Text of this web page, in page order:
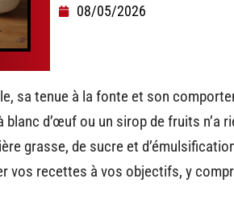
08/05/2026
sa tenue à la fonte et son
d’œuf ou un sirop de fruits n’a
grasse, de sucre et
vos recettes à vos objectifs, y